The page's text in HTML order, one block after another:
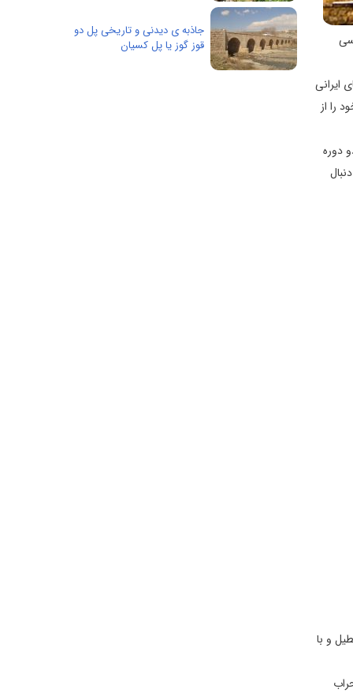
ایرانی
را از
دوره
و با
جاذبه ی دیدنی و تاریخی پل دو
قوز گوز یا پل کسیان